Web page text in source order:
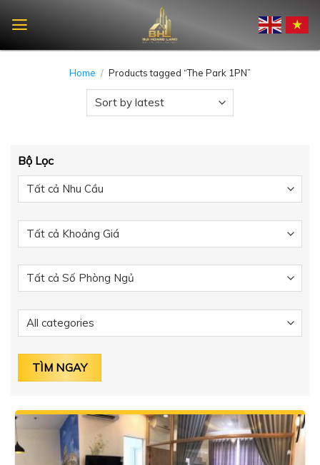
Home / Products tagged “The Park 1PN”
Bộ Lọc